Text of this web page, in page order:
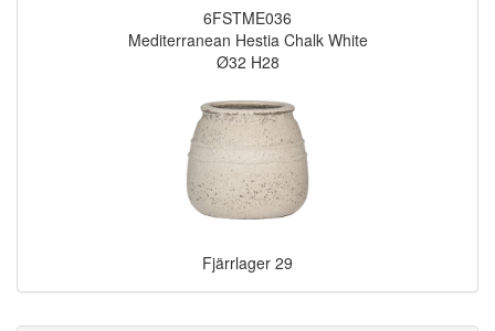
6FSTME036
Mediterranean Hestia Chalk White
Ø32 H28
Fjärrlager 29